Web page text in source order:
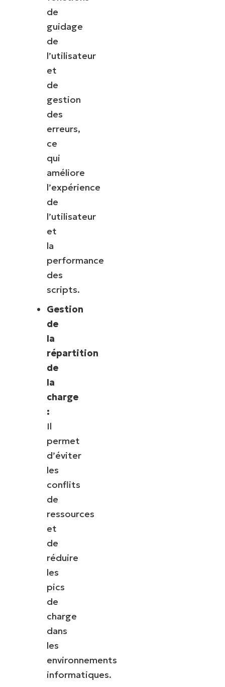
de
guidage
de
l’utilisateur
et
de
gestion
des
erreurs,
ce
qui
améliore
l’expérience
de
l’utilisateur
et
la
performance
des
scripts.
Gestion
de
la
répartition
de
la
charge
:
Il
permet
d’éviter
les
conflits
de
ressources
et
de
réduire
les
pics
de
charge
dans
les
environnements
informatiques.